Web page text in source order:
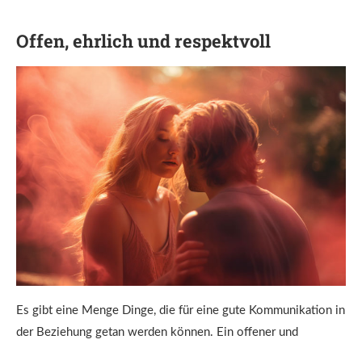
Offen, ehrlich und respektvoll
Es gibt eine Menge Dinge, die für eine gute Kommunikation in
der Beziehung getan werden können. Ein offener und